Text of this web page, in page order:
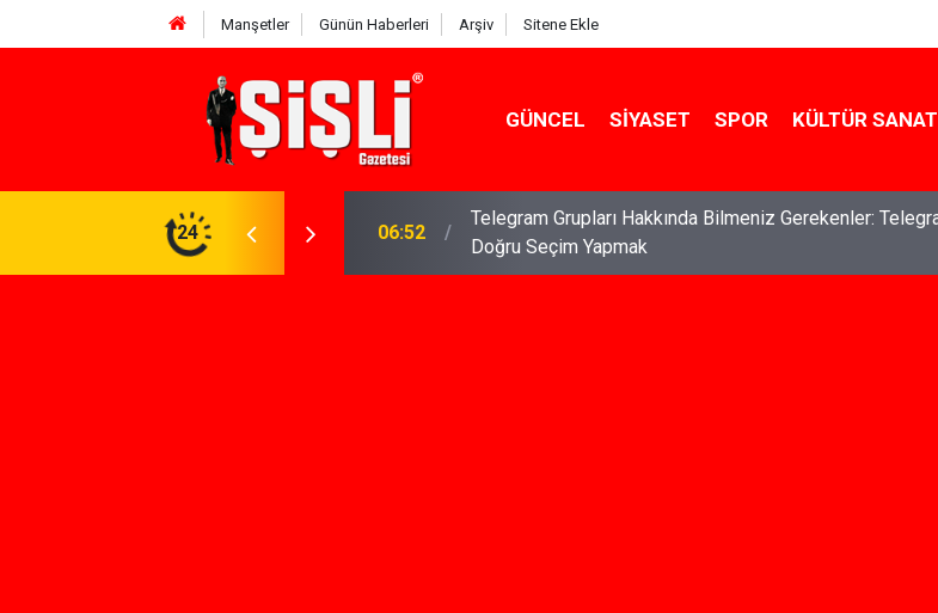
Manşetler Günün Haberleri Arşiv Sitene Ekle
GÜNCEL SIYASET SPOR KÜLTÜR SANAT
24
Gerekenler: Telegram Gruplarında Daha
04:43 İş Davaları: Haklarınızı Bilmek ve Koruma Altına Almak